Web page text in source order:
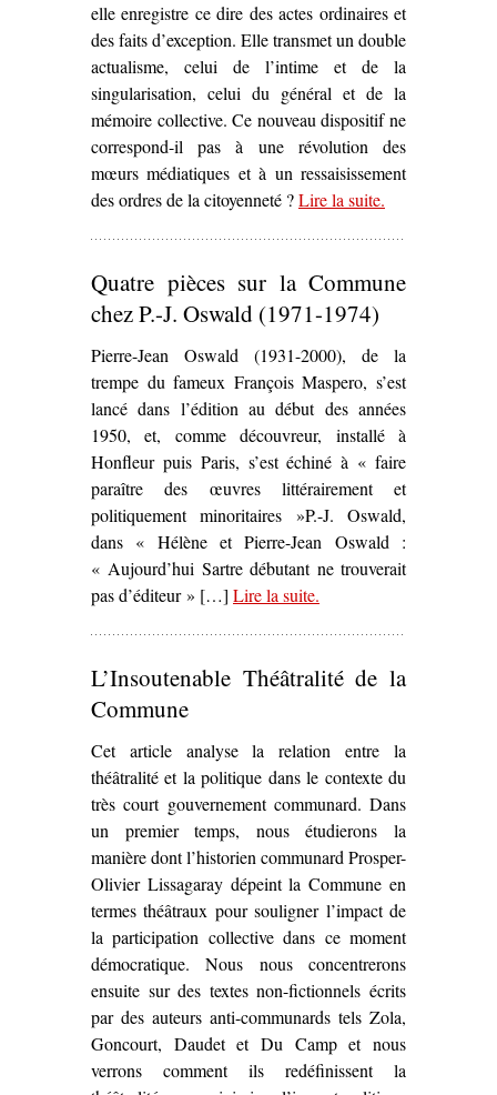
elle enregistre ce dire des actes ordinaires et
des faits d’exception. Elle transmet un double
actualisme, celui de l’intime et de la
singularisation, celui du général et de la
mémoire collective. Ce nouveau dispositif ne
correspond-il pas à une révolution des
mœurs médiatiques et à un ressaisissement
des ordres de la citoyenneté ?Lire la suite– ‘Scènes de la
La Chanson au
.
Quatre pièces sur la Commune
chez P.-J. Oswald (1971-1974)
Pierre-Jean Oswald (1931-2000), de la
trempe du fameux François Maspero, s’est
lancé dans l’édition au début des années
1950, et, comme découvreur, installé à
Honfleur puis Paris, s’est échiné à « faire
paraître des œuvres littérairement et
politiquement minoritaires »P.-J. Oswald,
dans « Hélène et Pierre-Jean Oswald :
« Aujourd’hui Sartre débutant ne trouverait
pas d’éditeur » […] Lire la suite– ‘Quatre pièces sur la
.
L’Insoutenable Théâtralité de la
Commune
Cet article analyse la relation entre la
théâtralité et la politique dans le contexte du
très court gouvernement communard. Dans
un premier temps, nous étudierons la
manière dont l’historien communard Prosper-
Olivier Lissagaray dépeint la Commune en
termes théâtraux pour souligner l’impact de
la participation collective dans ce moment
démocratique. Nous nous concentrerons
ensuite sur des textes non-fictionnels écrits
par des auteurs anti-communards tels Zola,
Goncourt, Daudet et Du Camp et nous
verrons comment ils redéfinissent la